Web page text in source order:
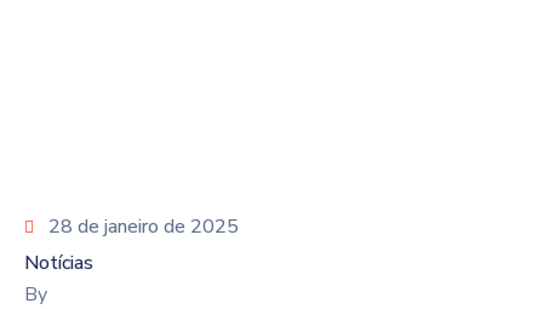
28 de janeiro de 2025
Notícias
By